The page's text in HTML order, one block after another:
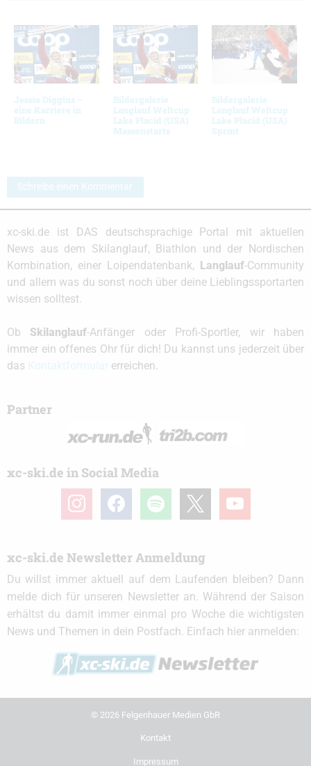
Jessie Diggins –
eine Karriere in
Bildern
Bildergalerie
Langlauf Weltcup
Lake Placid (USA)
Massenstarts
Bildergalerie
Langlauf Weltcup
Lake Placid (USA)
Sprint
Schreibe einen Kommentar
xc-ski.de ist DAS deutschsprachige Portal mit aktuellen
News aus dem Skilanglauf, Biathlon und der Nordischen
Kombination, einer Loipendatenbank,
Langlauf-Community
und allem was du sonst noch über deine Lieblingssportarten
wissen solltest.
Ob Skilanglauf-Anfänger oder Profi-Sportler, wir haben
immer ein offenes Ohr für dich! Du kannst uns jederzeit über
das
erreichen.
Partner
xc-ski.de in Social Media
instagramfacebook spotify youtube
xc-ski.de Newsletter Anmeldung
Du willst immer aktuell auf dem Laufenden bleiben? Dann
melde dich für unseren Newsletter an. Während der Saison
erhältst du damit immer einmal pro Woche die wichtigsten
News und Themen in dein Postfach. Einfach hier anmelden:
© 2026 Felgenhauer Medien GbR
Kontakt
Impressum